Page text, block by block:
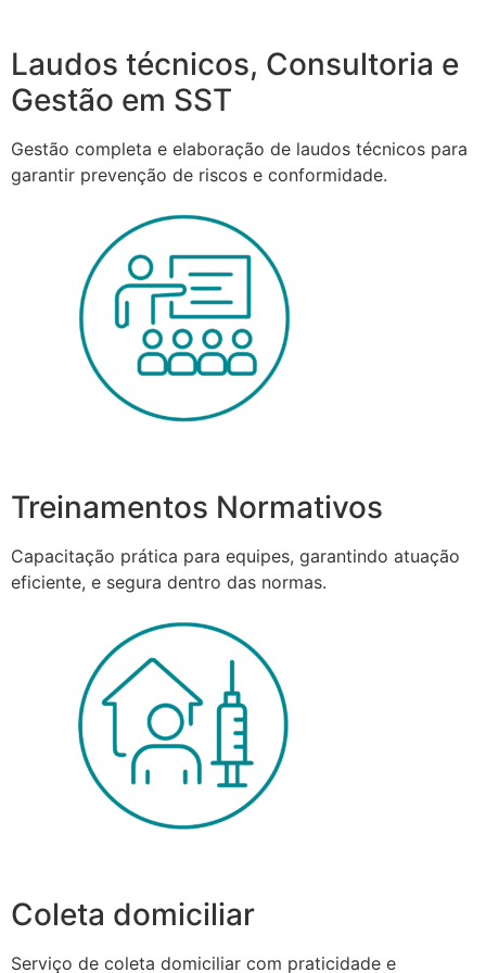
Laudos técnicos, Consultoria e
Gestão em SST
Gestão completa e elaboração de laudos técnicos para
garantir prevenção de riscos e conformidade.
Treinamentos Normativos
Capacitação prática para equipes, garantindo atuação
eficiente, e segura dentro das normas.
Coleta domiciliar
Serviço de coleta domiciliar com praticidade e